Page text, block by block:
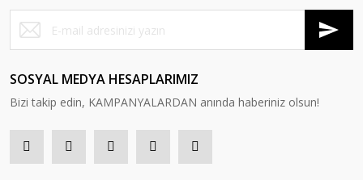
SOSYAL MEDYA HESAPLARIMIZ
Bizi takip edin, KAMPANYALARDAN anında haberiniz olsun!